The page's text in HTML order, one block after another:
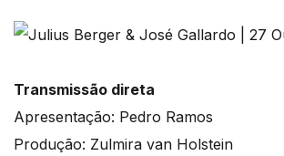
Transmissão direta
Apresentação: Pedro Ramos
Produção: Zulmira van Holstein